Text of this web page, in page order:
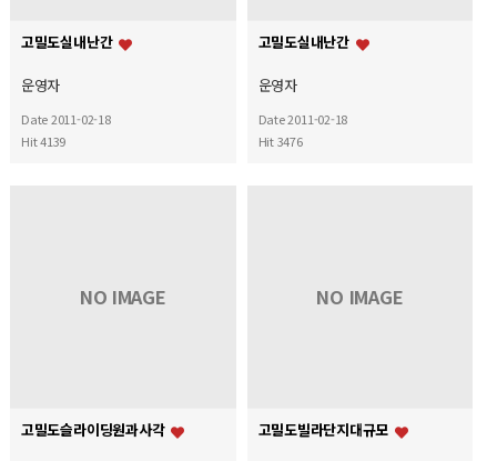
고밀도실내난간
운영자
Date 2011-02-18
Hit 4139
고밀도실내난간
운영자
Date 2011-02-18
Hit 3476
NO IMAGE
고밀도슬라이딩원과사각
NO IMAGE
고밀도빌라단지대규모